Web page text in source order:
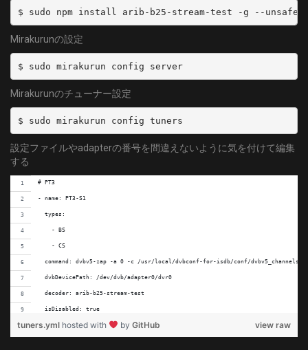
Mirakurunの設定
$ sudo mirakurun config server
Mirakurunのチューナー設定
設定ファイルやadapterの番号を間違えないように気を付けて編集
する
# PT3
- name: PT3-S1
  types:
    - BS
    - CS
command: dvbv5-zap -a 0 -c /usr/local/dvbconf-for-isdb/conf/
  dvbDevicePath: /dev/dvb/adapter0/dvr0
  decoder: arib-b25-stream-test
  isDisabled: true
view raw
tuners.yml hosted with by GitHub